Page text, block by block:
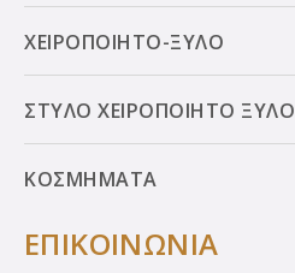
ΧΕΙΡΟΠΟΙΗΤΟ-ΞΥΛΟ
ΣΤΥΛΟ ΧΕΙΡΟΠΟΙΗΤΟ ΞΥΛΟ
ΚΟΣΜΗΜΑΤΑ
ΕΠΙΚΟΙΝΩΝΙΑ